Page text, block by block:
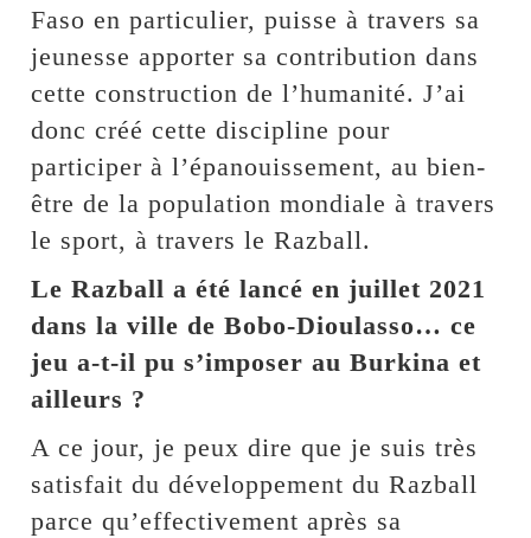
Faso en particulier, puisse à travers sa
jeunesse apporter sa contribution dans
cette construction de l’humanité. J’ai
donc créé cette discipline pour
participer à l’épanouissement, au bien-
être de la population mondiale à travers
le sport, à travers le Razball.
Le Razball a été lancé en juillet 2021
dans la ville de Bobo-Dioulasso… ce
jeu a-t-il pu s’imposer au Burkina et
ailleurs ?
A ce jour, je peux dire que je suis très
satisfait du développement du Razball
parce qu’effectivement après sa